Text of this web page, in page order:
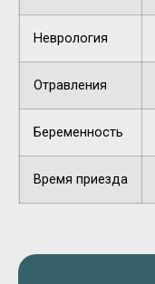
Неврология
Отравления
Беременность
Время приезда